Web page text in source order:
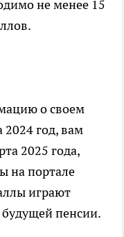
не менее 15
о своем
2024 год, вам
2025 года,
на портале
играют
пенсии.